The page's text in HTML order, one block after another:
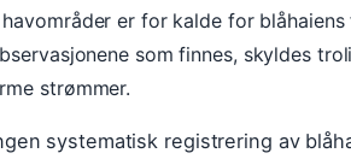
er for kalde for
som finnes, skyldes
strømmer.
systematisk registrering av